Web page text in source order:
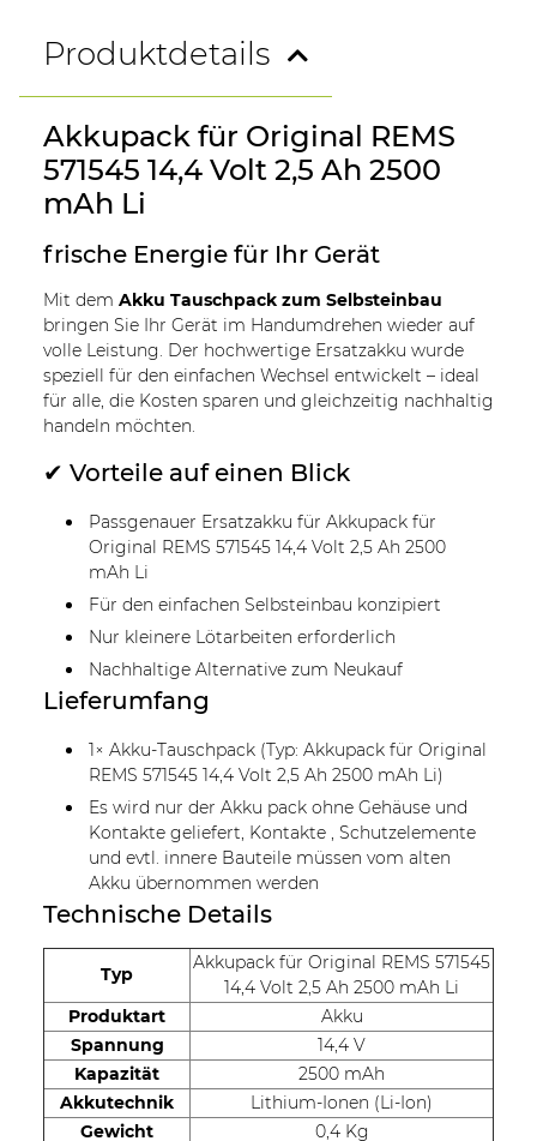
Produktdetails
Akkupack für Original REMS
571545 14,4 Volt 2,5 Ah 2500
mAh Li
frische Energie für Ihr Gerät
Mit dem Akku Tauschpack zum Selbsteinbau
bringen Sie Ihr Gerät im Handumdrehen wieder auf
volle Leistung. Der hochwertige Ersatzakku wurde
speziell für den einfachen Wechsel entwickelt – ideal
für alle, die Kosten sparen und gleichzeitig nachhaltig
handeln möchten.
✔ Vorteile auf einen Blick
Passgenauer Ersatzakku für Akkupack für
Original REMS 571545 14,4 Volt 2,5 Ah 2500
mAh Li
Für den einfachen Selbsteinbau konzipiert
Nur kleinere Lötarbeiten erforderlich
Nachhaltige Alternative zum Neukauf
Lieferumfang
1× Akku-Tauschpack (Typ: Akkupack für Original
REMS 571545 14,4 Volt 2,5 Ah 2500 mAh Li)
Es wird nur der Akku pack ohne Gehäuse und
Kontakte geliefert, Kontakte , Schutzelemente
und evtl. innere Bauteile müssen vom alten
Akku übernommen werden
Technische Details
Typ
Akkupack für Original REMS 571545
14,4 Volt 2,5 Ah 2500 mAh Li
Produktart
Akku
Spannung
14,4 V
Kapazität
2500 mAh
Akkutechnik
Lithium-Ionen (Li-Ion)
Gewicht
0,4 Kg